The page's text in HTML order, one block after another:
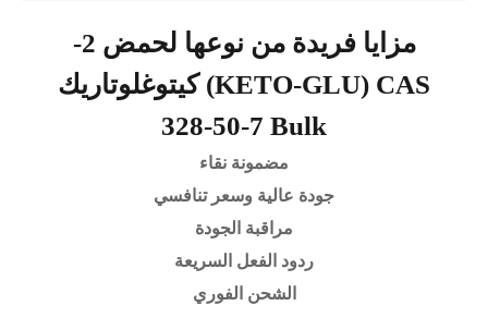
مزايا فريدة من نوعها لحمض 2-
كيتوغلوتاريك (KETO-GLU) CAS
328-50-7 Bulk
مضمونة نقاء
جودة عالية وسعر تنافسي
مراقبة الجودة
ردود الفعل السريعة
الشحن الفوري